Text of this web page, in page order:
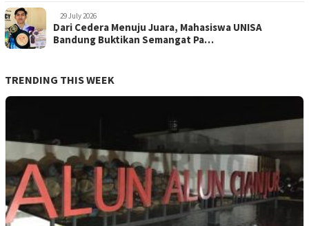
29 July 2026
Dari Cedera Menuju Juara, Mahasiswa UNISA
Bandung Buktikan Semangat Pa…
TRENDING THIS WEEK